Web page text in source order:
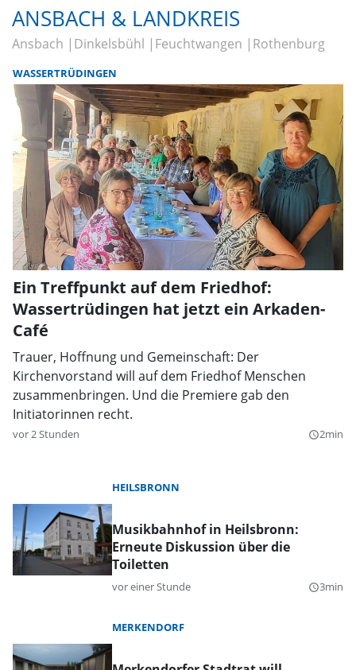
ANSBACH & LANDKREIS
Ansbach Dinkelsbühl Feuchtwangen Rothenburg
WASSERTRÜDINGEN
Ein Treffpunkt auf dem Friedhof:
Wassertrüdingen hat jetzt ein Arkaden-
Café
Trauer, Hoffnung und Gemeinschaft: Der
Kirchenvorstand will auf dem Friedhof Menschen
zusammenbringen. Und die Premiere gab den
Initiatorinnen recht.
vor 2 Stunden query_builder2min
HEILSBRONN
Musikbahnhof in Heilsbronn:
Erneute Diskussion über die
Toiletten
vor einer Stunde query_builder3min
MERKENDORF